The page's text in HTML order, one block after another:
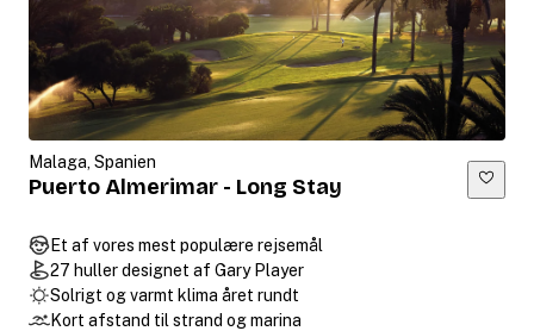
Malaga, Spanien
Puerto Almerimar - Long Stay
Et af vores mest populære rejsemål
27 huller designet af Gary Player
Solrigt og varmt klima året rundt
Kort afstand til strand og marina